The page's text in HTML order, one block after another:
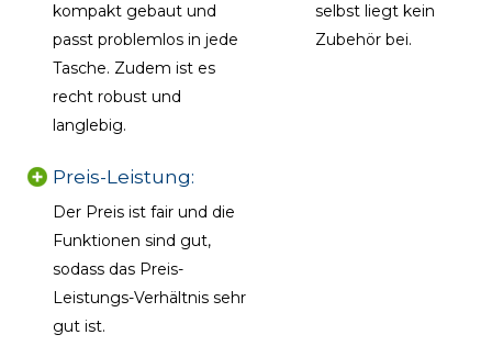
kompakt gebaut und
passt problemlos in jede
Tasche. Zudem ist es
recht robust und
langlebig.
Preis-Leistung:
Der Preis ist fair und die
Funktionen sind gut,
sodass das Preis-
Leistungs-Verhältnis sehr
gut ist.
selbst liegt kein
Zubehör bei.